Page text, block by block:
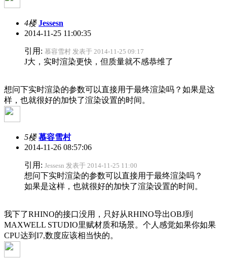
4楼 Jessesn
2014-11-25 11:00:35
引用: 慕容雪村 发表于 2014-11-25 09:17
J大，实时渲染更快，但质量就不感恭维了
想问下实时渲染的参数可以直接用于最终渲染吗？如果是这
样，也就很好的加快了渲染设置的时间。
5楼 慕容雪村
2014-11-26 08:57:06
引用: Jessesn 发表于 2014-11-25 11:00
想问下实时渲染的参数可以直接用于最终渲染吗？
如果是这样，也就很好的加快了渲染设置的时间。
我下了RHINO的接口没用，只好从RHINO导出OBJ到
MAXWELL STUDIO里赋材质和场景。个人感觉如果你如果
CPU达到I7,数度应该相当快的。